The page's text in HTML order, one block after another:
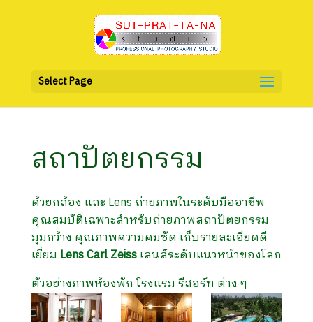
Select Page
สถาปัตยกรรม
ด้วยกล้อง และ Lens ถ่ายภาพในระดับมืออาชีพ
คุณสมบัติเฉพาะสำหรับถ่ายภาพสถาปัตยกรรม
มุมกว้าง คุณภาพความคมชัด เก็บรายละเอียดดี
เยี่ยม Lens Carl Zeissเลนส์ระดับแนวหน้าของโลก
ตัวอย่างภาพห้องพัก โรงแรม รีสอร์ท ต่าง ๆ